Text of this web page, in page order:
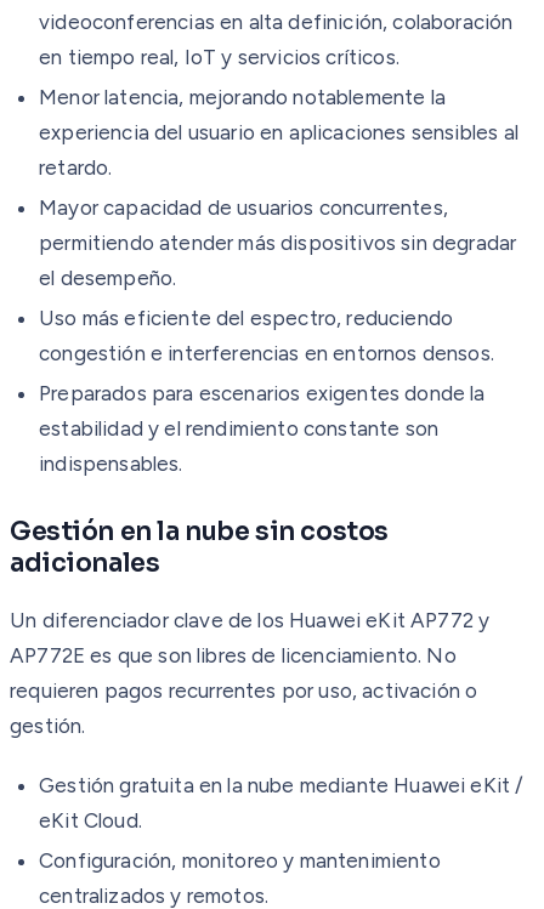
videoconferencias en alta definición, colaboración
en tiempo real, IoT y servicios críticos.
Menor latencia, mejorando notablemente la
experiencia del usuario en aplicaciones sensibles al
retardo.
Mayor capacidad de usuarios concurrentes,
permitiendo atender más dispositivos sin degradar
el desempeño.
Uso más eficiente del espectro, reduciendo
congestión e interferencias en entornos densos.
Preparados para escenarios exigentes donde la
estabilidad y el rendimiento constante son
indispensables.
Gestión en la nube sin costos
adicionales
Un diferenciador clave de los Huawei eKit AP772 y
AP772E es que son libres de licenciamiento. No
requieren pagos recurrentes por uso, activación o
gestión.
Gestión gratuita en la nube mediante Huawei eKit /
eKit Cloud.
Configuración, monitoreo y mantenimiento
centralizados y remotos.